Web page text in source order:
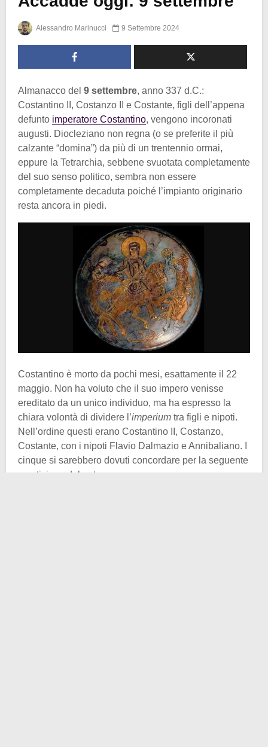
Alessandro Marinucci 9 Settembre 2024
Almanacco del 9 settembre, anno 337 d.C.:
Costantino II, Costanzo II e Costante, figli dell’appena
defunto imperatore Costantino, vengono incoronati
augusti. Diocleziano non regna (o se preferite il più
calzante “domina”) da più di un trentennio ormai,
eppure la Tetrarchia, sebbene svuotata completamente
del suo senso politico, sembra non essere
completamente decaduta poiché l’impianto originario
resta ancora in piedi.
Costantino è morto da pochi mesi, esattamente il 22
maggio. Non ha voluto che il suo impero venisse
ereditato da un unico individuo, ma ha espresso la
chiara volontà di dividere l’imperium tra figli e nipoti.
Nell’ordine questi erano Costantino II, Costanzo,
Costante, con i nipoti Flavio Dalmazio e Annibaliano. I
cinque si sarebbero dovuti concordare per la seguente
spartizione del potere: